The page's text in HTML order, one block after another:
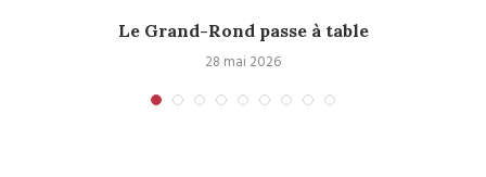
Le Grand-Rond passe à table
28 mai 2026